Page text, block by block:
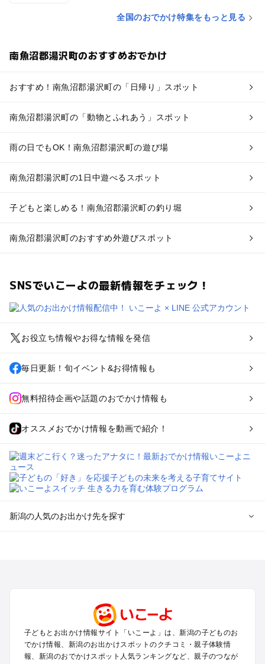
全国のおでかけ特集をもっと見る
南魚沼郡湯沢町のおすすめおでかけ
おすすめ！南魚沼郡湯沢町の「日帰り」スポット
南魚沼郡湯沢町の「動物とふれあう」スポット
雨の日でもOK！南魚沼郡湯沢町の遊び場
南魚沼郡湯沢町の1日中遊べるスポット
子どもと楽しめる！南魚沼郡湯沢町の釣り堀
南魚沼郡湯沢町のおすすめ外遊びスポット
SNSでいこーよの最新情報をチェック！
お役立ち情報やお得な情報を発信
毎日更新！旬イベント&お得情報も
無料招待企画や話題のおでかけ情報も
オススメおでかけ情報を動画で紹介！
新潟の人気のお出かけ先を探す
越後湯沢・苗場のプールお出かけ
燕・三条・弥彦・岩室のプールお出かけ
南魚沼（六日町）・十日町・松之山・津南のプールお出かけ
佐渡・佐渡島のプールお出かけ
子どもとお出かけ情報サイト「いこーよ」は、新潟の子どものお
でかけ情報、新潟のお出かけスポットのクチコミ・親子体験情
報、新潟のおでかけスポット人気ランキングなど、親子のつなが